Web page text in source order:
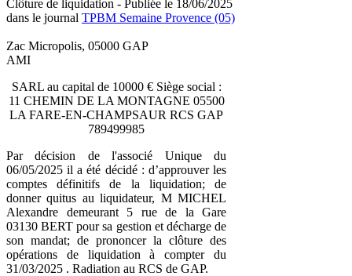
Clôture de liquidation - Publiée le 18/06/2025
dans le journal TPBM Semaine Provence (05)
Zac Micropolis, 05000 GAP
AMI
SARL au capital de 10000 € Siège social :
11 CHEMIN DE LA MONTAGNE 05500
LA FARE-EN-CHAMPSAUR RCS GAP
789499985
Par décision de l'associé Unique du
06/05/2025 il a été décidé : d’approuver les
comptes définitifs de la liquidation; de
donner quitus au liquidateur, M MICHEL
Alexandre demeurant 5 rue de la Gare
03130 BERT pour sa gestion et décharge de
son mandat; de prononcer la clôture des
opérations de liquidation à compter du
31/03/2025 . Radiation au RCS de GAP.